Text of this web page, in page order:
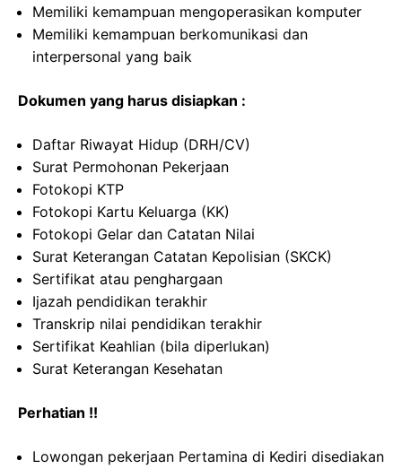
Memiliki kemampuan mengoperasikan komputer
Memiliki kemampuan berkomunikasi dan
interpersonal yang baik
Dokumen yang harus disiapkan :
Daftar Riwayat Hidup (DRH/CV)
Surat Permohonan Pekerjaan
Fotokopi KTP
Fotokopi Kartu Keluarga (KK)
Fotokopi Gelar dan Catatan Nilai
Surat Keterangan Catatan Kepolisian (SKCK)
Sertifikat atau penghargaan
Ijazah pendidikan terakhir
Transkrip nilai pendidikan terakhir
Sertifikat Keahlian (bila diperlukan)
Surat Keterangan Kesehatan
Perhatian !!
Lowongan pekerjaan Pertamina di Kediri disediakan